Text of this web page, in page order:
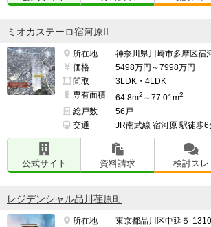
ミオカステーロ宿河原II
所在地
神奈川県川崎市多摩区宿
価格
5498万円～7998万円
間取
3LDK・4LDK
専有面積
64.8m2 ～77.01m2
総戸数
56戸
交通
JR南武線 宿河原 駅徒歩6
公式サイト 資料請求 検討スレ
レジデンシャル品川荏原町
所在地
東京都品川区中延５-